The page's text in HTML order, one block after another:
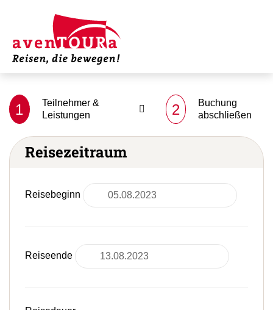
1
Teilnehmer &
Leistungen
2
Buchung
abschließen
Reisezeitraum
Reisebeginn
Reiseende